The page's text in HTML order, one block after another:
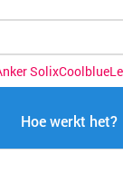
SolixCoolblue
Hoe werkt het?